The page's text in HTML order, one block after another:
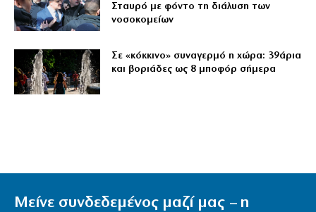
Σταυρό με φόντο τη διάλυση των
νοσοκομείων
Σε «κόκκινο» συναγερμό η χώρα: 39άρια
και βοριάδες ως 8 μποφόρ σήμερα
Μείνε συνδεδεμένος μαζί μας – η